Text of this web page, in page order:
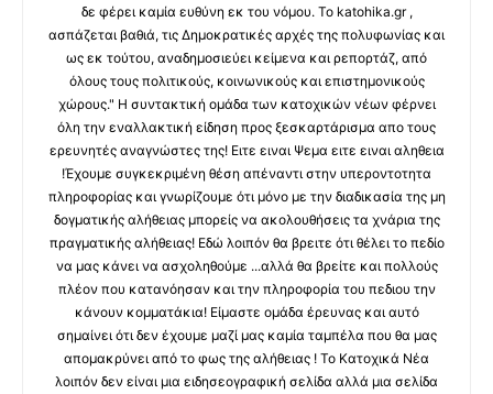
δε φέρει καμία ευθύνη εκ του νόμου. Το katohika.gr ,
ασπάζεται βαθιά, τις Δημοκρατικές αρχές της πολυφωνίας και
ως εκ τούτου, αναδημοσιεύει κείμενα και ρεπορτάζ, από
όλους τους πολιτικούς, κοινωνικούς και επιστημονικούς
χώρους." Η συντακτική ομάδα των κατοχικών νέων φέρνει
όλη την εναλλακτική είδηση προς ξεσκαρτάρισμα απο τους
ερευνητές αναγνώστες της! Ειτε ειναι Ψεμα ειτε ειναι αληθεια
!Έχουμε συγκεκριμένη θέση απέναντι στην υπεροντοτητα
πληροφορίας και γνωρίζουμε ότι μόνο με την διαδικασία της μη
δογματικής αλήθειας μπορείς να ακολουθήσεις τα χνάρια της
πραγματικής αλήθειας! Εδώ λοιπόν θα βρειτε ότι θέλει το πεδίο
να μας κάνει να ασχοληθούμε ...αλλά θα βρείτε και πολλούς
πλέον που κατανόησαν και την πληροφορία του πεδιου την
κάνουν κομματάκια! Είμαστε ομάδα έρευνας και αυτό
σημαίνει ότι δεν έχουμε μαζί μας καμία ταμπέλα που θα μας
απομακρύνει από το φως της αλήθειας ! Το Κατοχικά Νέα
λοιπόν δεν είναι μια ειδησεογραφική σελίδα αλλά μια σελίδα